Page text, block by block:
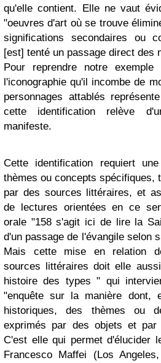
qu'elle contient. Elle ne vaut
"oeuvres d'art où se trouve
significations secondaires ou
[est] tenté un passage direct des
Pour reprendre notre exemple
l'iconographie qu'il incombe de
personnages attablés
cette identification relève
manifeste.
Cette identification requiert
thèmes ou concepts spécifiques,
par des sources littéraires, et
de lectures orientées en ce
orale "158 s'agit ici de lire la
d'un passage de l'évangile selon
Mais cette mise en relation
sources littéraires doit elle
histoire des types " qui
"enquête sur la manière dont,
historiques, des thèmes ou
exprimés par des objets et par
C'est elle qui permet d'élucider
Francesco Maffei (Los